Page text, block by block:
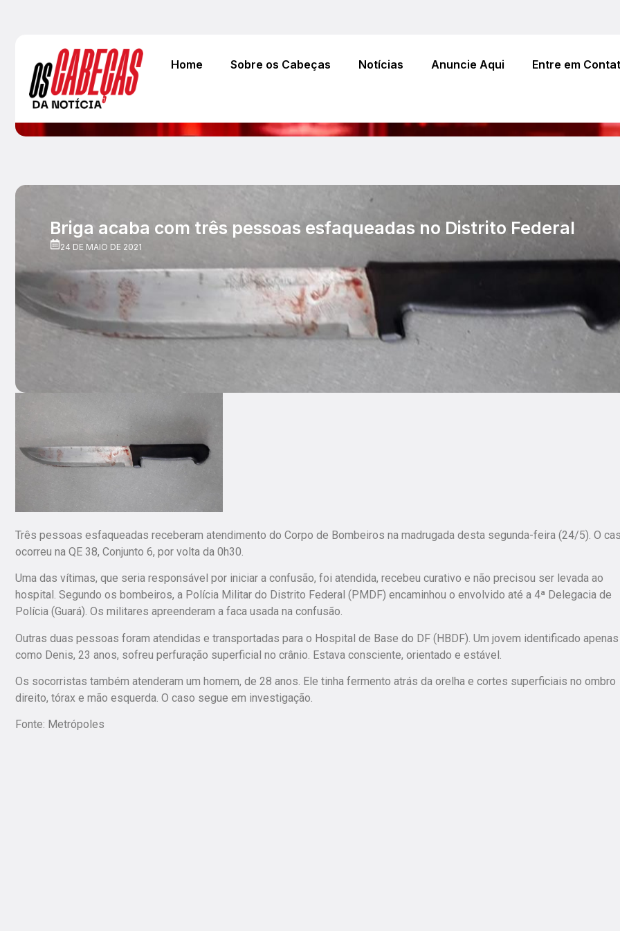
Home Sobre os Cabeças Notícias Anuncie Aqui Entre em
Briga acaba com três pessoas esfaqueadas no Distrito Federal
24 DE MAIO DE 2021
Três pessoas esfaqueadas receberam atendimento do Corpo de Bombeiros na madrugada desta segunda-feira (24/5). O
ocorreu na QE 38, Conjunto 6, por volta da 0h30.
Uma das vítimas, que seria responsável por iniciar a confusão, foi atendida, recebeu curativo e não precisou ser levada ao
hospital. Segundo os bombeiros, a Polícia Militar do Distrito Federal (PMDF) encaminhou o envolvido até a 4ª Delegacia de
Polícia (Guará). Os militares apreenderam a faca usada na confusão.
Outras duas pessoas foram atendidas e transportadas para o Hospital de Base do DF (HBDF). Um jovem identificado apenas
como Denis, 23 anos, sofreu perfuração superficial no crânio. Estava consciente, orientado e estável.
Os socorristas também atenderam um homem, de 28 anos. Ele tinha fermento atrás da orelha e cortes superficiais no ombro
direito, tórax e mão esquerda. O caso segue em investigação.
Fonte: Metrópoles